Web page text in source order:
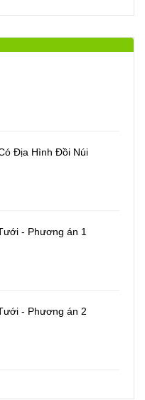
Địa Hình Đồi Núi
- Phương án 1
- Phương án 2